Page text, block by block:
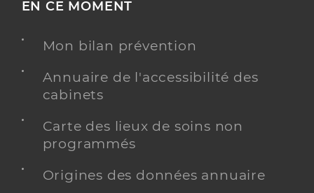
EN CE MOMENT
Mon bilan prévention
Annuaire de l'accessibilité des
cabinets
Carte des lieux de soins non
programmés
Origines des données annuaire